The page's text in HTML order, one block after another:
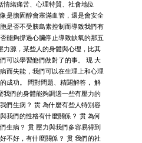
情緒痛苦、心理特質、社會地位
是膽固醇會塞滿血管，還是會安全
是否不受胰島素控制而導致我們有
能夠撐過心臟停止導致缺氧的那五
力源，某些人的身體與心理，比其
可以學習他們做對了的事。 现 大
而失能，我們可以在生理上和心理
成功。 問對問題、精闢解答， 解
我們的身體能夠調適一些有壓力的
們生病？ 贯 為什麼有些人特別容
我們的性格有什麼關係？ 贯 為何
生病？ 贯 壓力與我們多容易得到
不好，有什麼關係？ 贯 我們的社